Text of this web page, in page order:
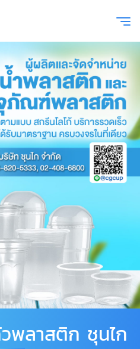
พลาสติก ชุนไก